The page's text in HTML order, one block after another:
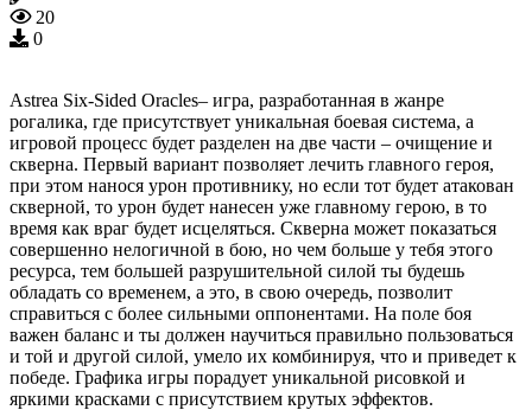
20
0
Astrea Six-Sided Oracles– игра, разработанная в жанре
рогалика, где присутствует уникальная боевая система, а
игровой процесс будет разделен на две части – очищение и
скверна. Первый вариант позволяет лечить главного героя,
при этом нанося урон противнику, но если тот будет атакован
скверной, то урон будет нанесен уже главному герою, в то
время как враг будет исцеляться. Скверна может показаться
совершенно нелогичной в бою, но чем больше у тебя этого
ресурса, тем большей разрушительной силой ты будешь
обладать со временем, а это, в свою очередь, позволит
справиться с более сильными оппонентами. На поле боя
важен баланс и ты должен научиться правильно пользоваться
и той и другой силой, умело их комбинируя, что и приведет к
победе. Графика игры порадует уникальной рисовкой и
яркими красками с присутствием крутых эффектов.